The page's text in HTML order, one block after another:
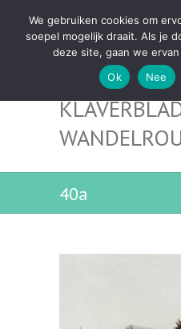
40a
We gebruiken cookies om
soepel mogelijk draait. Als je
deze site, gaan we
Ok
Nee